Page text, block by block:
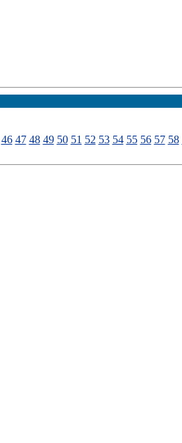
46 47 48 49 50 51 52 53 54 55 56 57 58